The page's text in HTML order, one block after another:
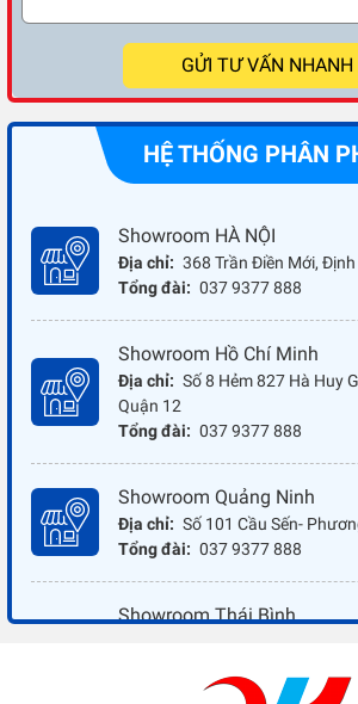
GỬI TƯ VẤN NHANH
HỆ THỐNG PHÂN
Showroom HÀ NỘI
Địa chỉ: 368 Trần Điền Mới,
Tổng đài: 037 9377 888
Showroom Hồ Chí Minh
Địa chỉ: Số 8 Hẻm 827 Hà Huy
Quận 12
Tổng đài: 037 9377 888
Showroom Quảng Ninh
Địa chỉ: Số 101 Cầu Sến-
Tổng đài: 037 9377 888
Showroom Thái Bình
037 9377 888